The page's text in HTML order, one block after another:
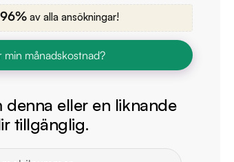
96% av alla ansökningar!
min månadskostnad?
denna eller en liknande
tillgänglig.